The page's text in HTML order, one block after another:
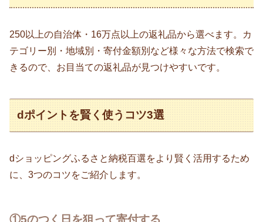
250以上の自治体・16万点以上の返礼品から選べます。カ
テゴリー別・地域別・寄付金額別など様々な方法で検索で
きるので、お目当ての返礼品が見つけやすいです。
dポイントを賢く使うコツ3選
dショッピングふるさと納税百選をより賢く活用するため
に、3つのコツをご紹介します。
①5のつく日を狙って寄付する